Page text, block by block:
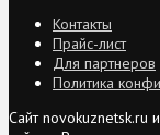
Контакты
Прайс-лист
Для партнеров
Политика
Сайт novokuznetsk.ru